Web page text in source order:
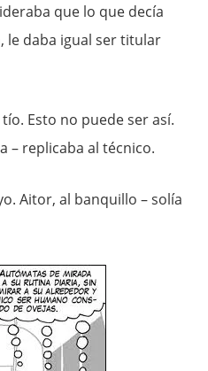
que lo que decía
le daba igual ser titular
Esto no puede ser así.
– replicaba al técnico.
Aitor, al banquillo – solía